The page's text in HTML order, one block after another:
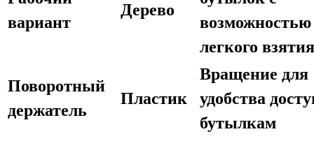
вариант
Дерево
возможностью
легкого взятия
Поворотный
держатель
Пластик
Вращение для
удобства
бутылкам